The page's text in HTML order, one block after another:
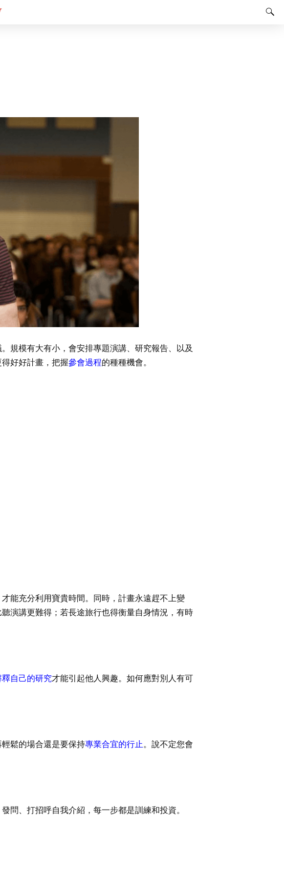
規模有大有小，會安排專題演講、研究報告、以及
好好計畫，把握參會過程的種種機會。
能充分利用寶貴時間。同時，計畫永遠趕不上變
演講更難得；若長途旅行也得衡量自身情況，有時
自己的研究才能引起他人興趣。如何應對別人有可
鬆的場合還是要保持專業合宜的行止。說不定您會
問、打招呼自我介紹，每一步都是訓練和投資。